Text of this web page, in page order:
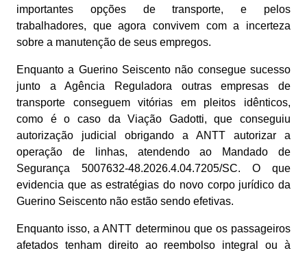
importantes opções de transporte, e pelos
trabalhadores, que agora convivem com a incerteza
sobre a manutenção de seus empregos.
Enquanto a Guerino Seiscento não consegue sucesso
junto a Agência Reguladora outras empresas de
transporte conseguem vitórias em pleitos idênticos,
como é o caso da Viação Gadotti, que conseguiu
autorização judicial obrigando a ANTT autorizar a
operação de linhas, atendendo ao Mandado de
Segurança 5007632-48.2026.4.04.7205/SC. O que
evidencia que as estratégias do novo corpo jurídico da
Guerino Seiscento não estão sendo efetivas.
Enquanto isso, a ANTT determinou que os passageiros
afetados tenham direito ao reembolso integral ou à